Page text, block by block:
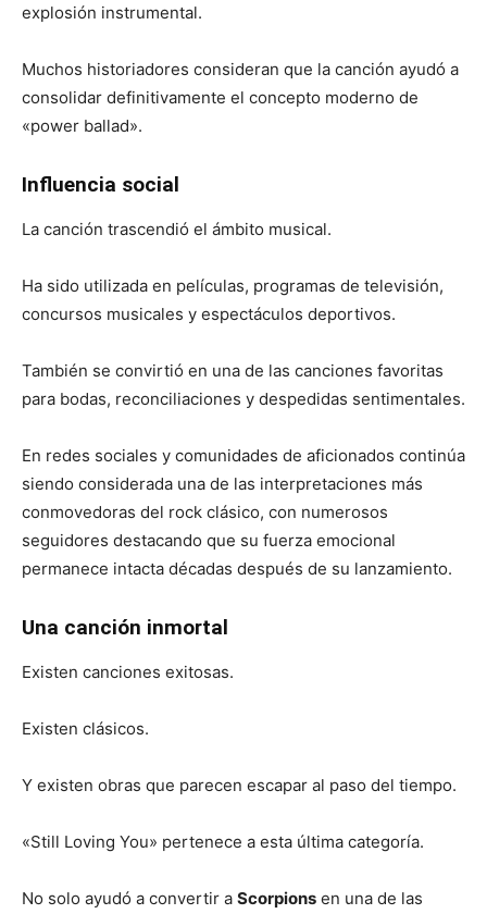
explosión instrumental.
Muchos historiadores consideran que la canción ayudó a
consolidar definitivamente el concepto moderno de
«power ballad».
Influencia social
La canción trascendió el ámbito musical.
Ha sido utilizada en películas, programas de televisión,
concursos musicales y espectáculos deportivos.
También se convirtió en una de las canciones favoritas
para bodas, reconciliaciones y despedidas sentimentales.
En redes sociales y comunidades de aficionados continúa
siendo considerada una de las interpretaciones más
conmovedoras del rock clásico, con numerosos
seguidores destacando que su fuerza emocional
permanece intacta décadas después de su lanzamiento.
Una canción inmortal
Existen canciones exitosas.
Existen clásicos.
Y existen obras que parecen escapar al paso del tiempo.
«Still Loving You» pertenece a esta última categoría.
No solo ayudó a convertir a Scorpions en una de las